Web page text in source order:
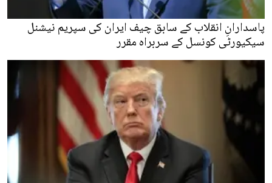
پاسدارانِ انقلاب کے سابق چیف ایران کی سپریم نیشنل
سیکیورٹی کونسل کے سربراہ مقرر